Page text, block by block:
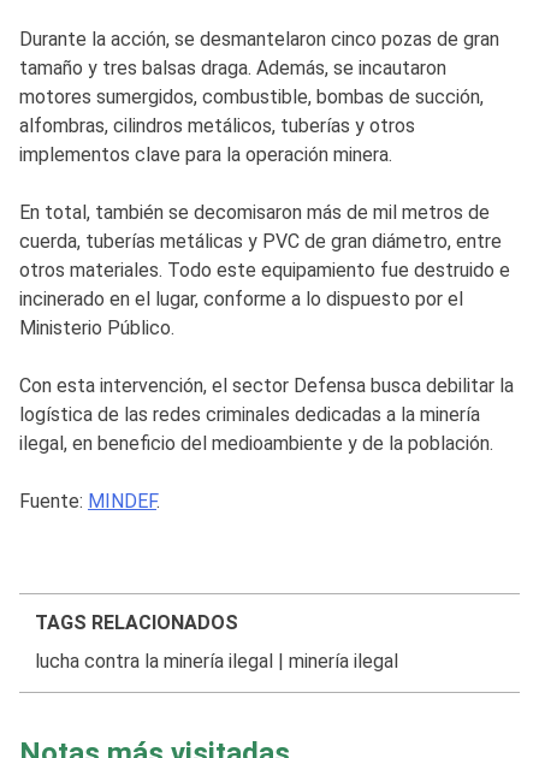
Durante la acción, se desmantelaron cinco pozas de gran
tamaño y tres balsas draga. Además, se incautaron
motores sumergidos, combustible, bombas de succión,
alfombras, cilindros metálicos, tuberías y otros
implementos clave para la operación minera.
En total, también se decomisaron más de mil metros de
cuerda, tuberías metálicas y PVC de gran diámetro, entre
otros materiales. Todo este equipamiento fue destruido e
incinerado en el lugar, conforme a lo dispuesto por el
Ministerio Público.
Con esta intervención, el sector Defensa busca debilitar la
logística de las redes criminales dedicadas a la minería
ilegal, en beneficio del medioambiente y de la población.
Fuente: MINDEF.
TAGS RELACIONADOS
lucha contra la minería ilegal
minería ilegal